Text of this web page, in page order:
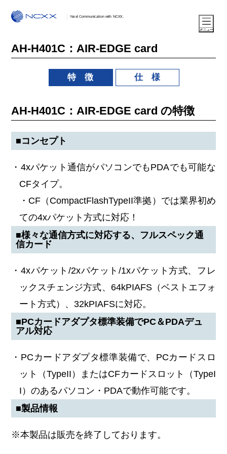
Next Communication with NCXX.
AH-H401C：AIR-EDGE card
特 徴 仕 様
AH-H401C：AIR-EDGE card の特徴
■コンセプト
・4xパケット通信がパソコンでもPDAでも可能な
CFタイプ。
・CF（CompactFlashTypeII準拠）では業界初め
ての4xパケット方式に対応！
■様々な通信方式に対応する、フルスペック通
信カード
・4xパケット/2xパケット/1xパケット方式、フレ
ックスチェンジ方式、64kPIAFS（ベストエフォ
ート方式）、32kPIAFSに対応。
■PCカードアダプタ標準装備でPC＆PDAデュ
アル対応
・PCカードアダプタ標準装備で、PCカードスロ
ット（TypeII）またはCFカードスロット（TypeI
I）のあるパソコン・PDAで動作可能です。
■製品情報
※本製品は販売を終了しております。